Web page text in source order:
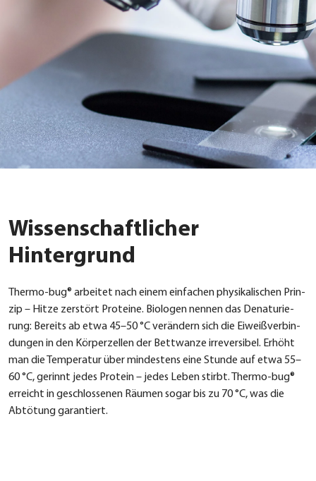
Wissenschaftlicher
Hintergrund
Ther­mo-bug® arbei­tet nach einem ein­fa­chen phy­si­ka­li­schen Prin­
zip – Hit­ze zer­stört Pro­te­ine. Bio­lo­gen nen­nen das Dena­tu­rie­
rung: Bereits ab etwa 45–50 °C ver­än­dern sich die Eiweiß­ver­bin­
dun­gen in den Kör­per­zel­len der Bett­wan­ze irrever­si­bel. Erhöht
man die Tem­pe­ra­tur über min­des­tens eine Stun­de auf etwa 55–
60 °C, gerinnt jedes Pro­te­in – jedes Leben stirbt. Ther­mo-bug®
erreicht in geschlos­se­nen Räu­men sogar bis zu 70 °C, was die
Abtö­tung garan­tiert.